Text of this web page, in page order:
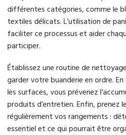
différentes catégories, comme le
textiles délicats. L’utilisation de
faciliter ce processus et aider
participer.
Établissez une routine de
garder votre buanderie en ordre.
les surfaces, vous prévenez
produits d’entretien. Enfin, prenez
régulièrement vos rangements :
essentiel et ce qui pourrait être